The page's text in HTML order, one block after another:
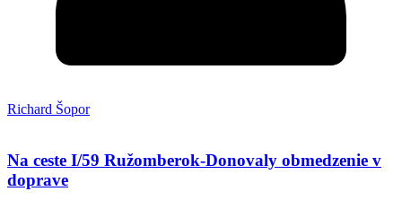
Richard Šopor
Na ceste I/59 Ružomberok-Donovaly obmedzenie v
doprave